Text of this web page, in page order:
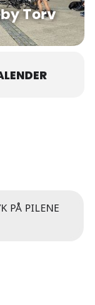
Torv
PÅ PILENE